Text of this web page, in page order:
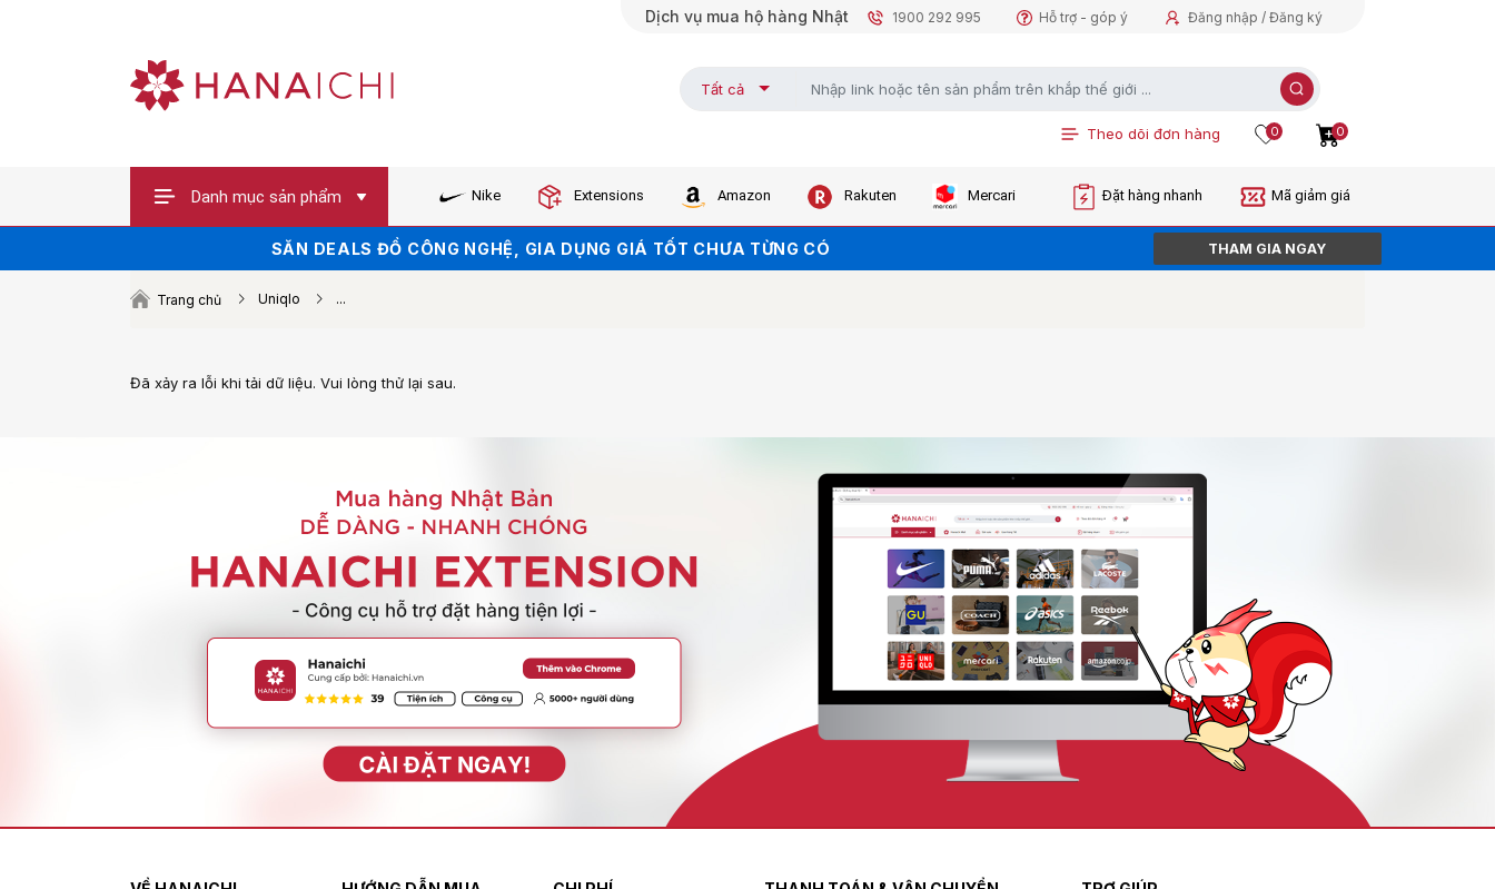
Dịch vụ mua hộ hàng Nhật 1900 292 995 Hỗ trợ - góp ý Đăng nhập / Đăng ký
Tất cả
Theo dõi đơn hàng 0 0
Danh mục sản phẩm Nike Extensions Amazon Rakuten Mercari Đặt hàng nhanh Mã giảm giá
HÀNG HOT XẢ KHO - GIÁ SALE CHẠM ĐÁY
SĂN DEALS ĐỒ CÔNG NGHỆ, GIA DỤNG GIÁ TỐT CHƯA TỪNG CÓ THAM GIA NGAY
SĂN VOUCHER UP TO 100K KHI ORDER TRÊN WEB (NHẤN ĐỂ LẤY MÃ) ORDER NGAY
Trang chủ Uniqlo ...
Đã xảy ra lỗi khi tải dữ liệu. Vui lòng thử lại sau.